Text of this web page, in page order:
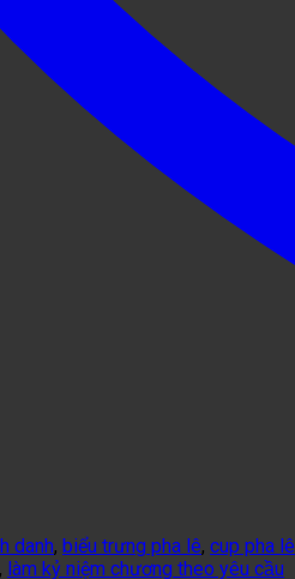
danh, biểu trưng pha lê, cup pha lê
, làm kỷ niệm chương theo yêu cầu